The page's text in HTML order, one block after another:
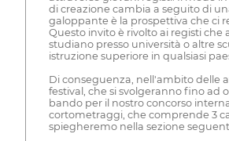
di creazione cambia a seguito di
galoppante è la prospettiva che ci
Questo invito è rivolto ai registi
studiano presso università o altre
istruzione superiore in qualsiasi
Di conseguenza, nell'ambito delle
festival, che si svolgeranno fino ad
bando per il nostro concorso
cortometraggi, che comprende 3
spiegheremo nella sezione